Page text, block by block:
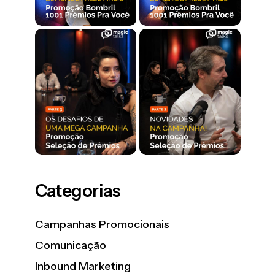
Categorias
Campanhas Promocionais
Comunicação
Inbound Marketing